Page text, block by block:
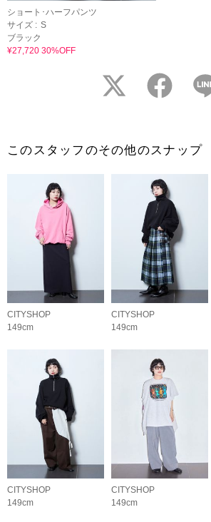
ショート･ハーフパンツ
サイズ : S
ブラック
¥27,720 30%OFF
twitter facebook
このスタッフのその他のスナップ
CITYSHOP
149cm
CITYSHOP
149cm
CITYSHOP
149cm
CITYSHOP
149cm